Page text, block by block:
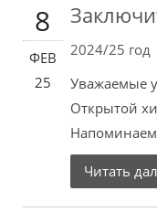
8
ФЕВ
25
2024/25 год
Уважаемые
Открытой
Читать